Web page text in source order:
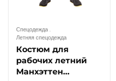
Спецодежда.
Летняя спецодежда
Костюм для
рабочих летний
Манхэттен…